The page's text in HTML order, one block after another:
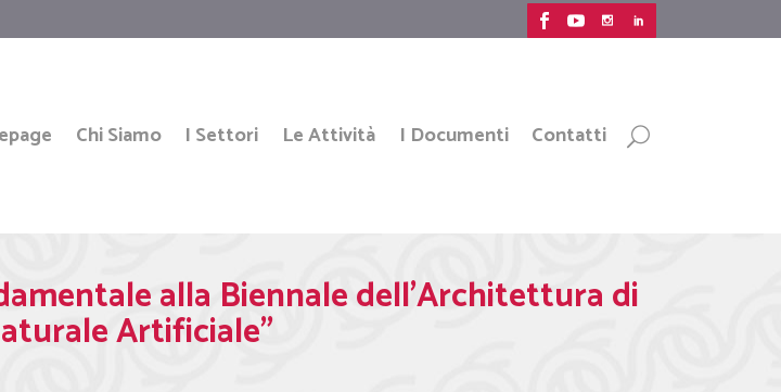
Chi Siamo I Settori Le Attività I Documenti Contatti
alla Biennale dell’Architettura di
Artificiale”